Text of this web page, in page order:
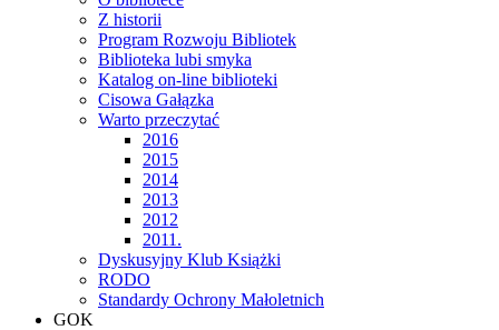
Z historii
Program Rozwoju Bibliotek
Biblioteka lubi smyka
Katalog on-line biblioteki
Cisowa Gałązka
Warto przeczytać
2016
2015
2014
2013
2012
2011.
Dyskusyjny Klub Książki
RODO
Standardy Ochrony Małoletnich
GOK